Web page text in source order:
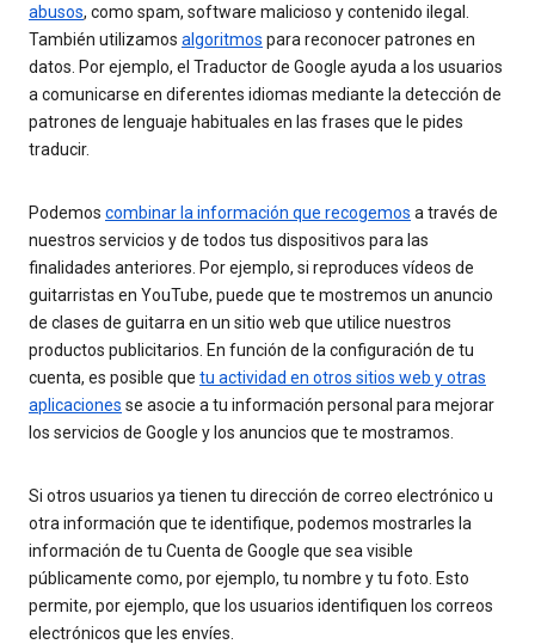
abusos, como spam, software malicioso y contenido ilegal.
También utilizamos algoritmos para reconocer patrones en
datos. Por ejemplo, el Traductor de Google ayuda a los usuarios
a comunicarse en diferentes idiomas mediante la detección de
patrones de lenguaje habituales en las frases que le pides
traducir.
Podemos combinar la información que recogemos a través de
nuestros servicios y de todos tus dispositivos para las
finalidades anteriores. Por ejemplo, si reproduces vídeos de
guitarristas en YouTube, puede que te mostremos un anuncio
de clases de guitarra en un sitio web que utilice nuestros
productos publicitarios. En función de la configuración de tu
cuenta, es posible que tu actividad en otros sitios web y otras
aplicaciones se asocie a tu información personal para mejorar
los servicios de Google y los anuncios que te mostramos.
Si otros usuarios ya tienen tu dirección de correo electrónico u
otra información que te identifique, podemos mostrarles la
información de tu Cuenta de Google que sea visible
públicamente como, por ejemplo, tu nombre y tu foto. Esto
permite, por ejemplo, que los usuarios identifiquen los correos
electrónicos que les envíes.